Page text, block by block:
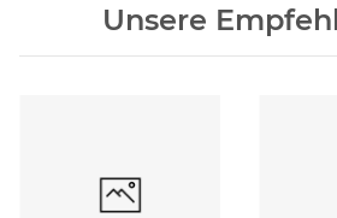
Unsere